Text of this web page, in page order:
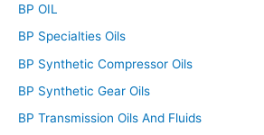
BP OIL
BP Specialties Oils
BP Synthetic Compressor Oils
BP Synthetic Gear Oils
BP Transmission Oils And Fluids